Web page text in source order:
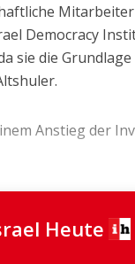
Democracy
sie die
Anstieg der
Heute